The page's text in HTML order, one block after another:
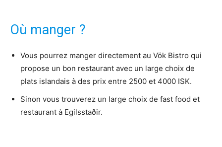
Où manger ?
Vous pourrez manger directement au Vök Bistro qui
propose un bon restaurant avec un large choix de
plats islandais à des prix entre 2500 et 4000 ISK.
Sinon vous trouverez un large choix de fast food et
restaurant à Egilsstaðir.